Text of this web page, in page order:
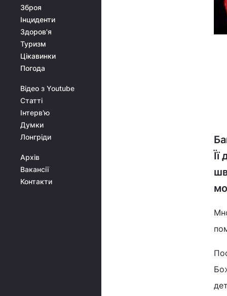
Зброя
Інциденти
Здоров'я
Туризм
Цікавинки
Погода
Відео з Youtube
Статті
Інтерв'ю
Думки
Лонгріди
Архів
Вакансії
Контакти